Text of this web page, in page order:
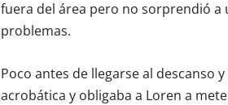
fuera del área pero no sorprendió
problemas.
Poco antes de llegarse al descanso
acrobática y obligaba a Loren a